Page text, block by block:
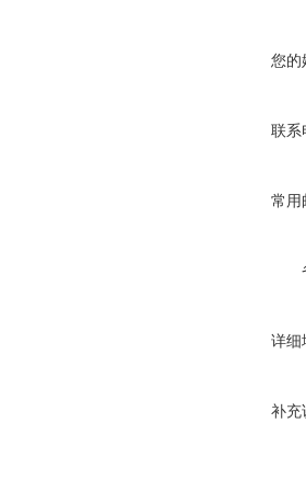
您的
联系
常用
详细
补充